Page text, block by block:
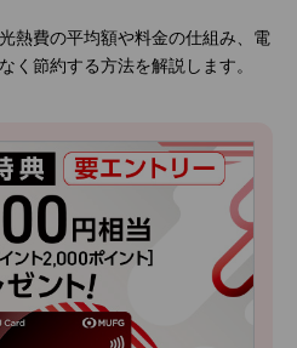
熱費の平均額や料金の仕組み、電
く節約する方法を解説します。